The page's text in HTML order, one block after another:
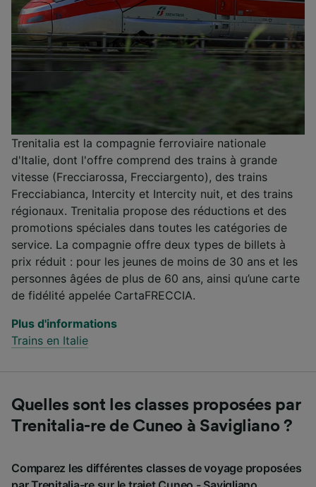
Trenitalia est la compagnie ferroviaire nationale
d'Italie, dont l'offre comprend des trains à grande
vitesse (Frecciarossa, Frecciargento), des trains
Frecciabianca, Intercity et Intercity nuit, et des trains
régionaux. Trenitalia propose des réductions et des
promotions spéciales dans toutes les catégories de
service. La compagnie offre deux types de billets à
prix réduit : pour les jeunes de moins de 30 ans et les
personnes âgées de plus de 60 ans, ainsi qu’une carte
de fidélité appelée CartaFRECCIA.
Plus d'informations
Trains en Italie
Quelles sont les classes proposées par
Trenitalia-re de Cuneo à Savigliano ?
Comparez les différentes classes de voyage proposées